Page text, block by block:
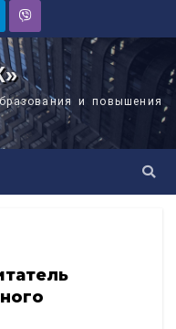
и повышения